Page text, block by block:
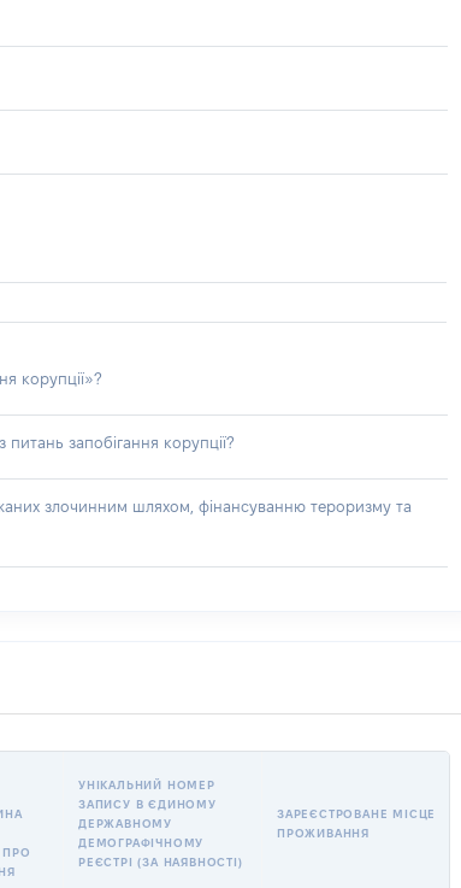
корупції»?
запобігання корупції?
злочинним шляхом, фінансуванню тероризму та
ПРО
УНІКАЛЬНИЙ НОМЕР
ЗАПИСУ В ЄДИНОМУ
ДЕРЖАВНОМУ
ДЕМОГРАФІЧНОМУ
РЕЄСТРІ (ЗА НАЯВНОСТІ)
ЗАРЕЄСТРОВАНЕ МІСЦЕ
ПРОЖИВАННЯ